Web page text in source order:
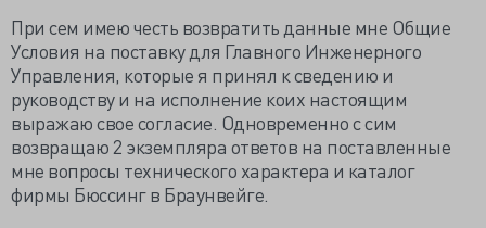
При сем имею честь возвратить данные мне Общие
Условия на поставку для Главного Инженерного
Управления, которые я принял к сведению и
руководству и на исполнение коих настоящим
выражаю свое согласие. Одновременно с сим
возвращаю 2 экземпляра ответов на поставленные
мне вопросы технического характера и каталог
фирмы Бюссинг в Браунвейге.